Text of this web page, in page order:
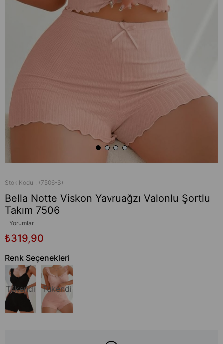
Stok Kodu (7506-S)
Bella Notte Viskon Yavruağzı Valonlu Şortlu
Takım 7506
Yorumlar
₺319,90
Renk Seçenekleri
Tükendi Tükendi